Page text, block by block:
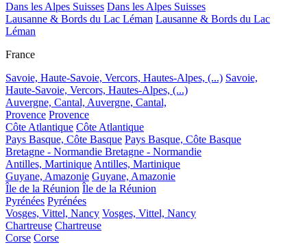
Dans les Alpes Suisses Dans les Alpes Suisses
Lausanne & Bords du Lac Léman Lausanne & Bords du Lac
Léman
France
Savoie, Haute-Savoie, Vercors, Hautes-Alpes, (...) Savoie,
Haute-Savoie, Vercors, Hautes-Alpes, (...)
Auvergne, Cantal, Auvergne, Cantal,
Provence Provence
Côte Atlantique Côte Atlantique
Pays Basque, Côte Basque Pays Basque, Côte Basque
Bretagne - Normandie Bretagne - Normandie
Antilles, MartiniqueAntilles, Martinique
Guyane, Amazonie Guyane, Amazonie
Île de la Réunion Île de la Réunion
Pyrénées Pyrénées
Vosges, Vittel, Nancy Vosges, Vittel, Nancy
Chartreuse Chartreuse
Corse Corse